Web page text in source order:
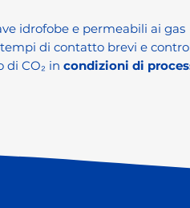
idrofobe e permeabili ai gas
di contatto brevi e
di CO₂ in condizioni di